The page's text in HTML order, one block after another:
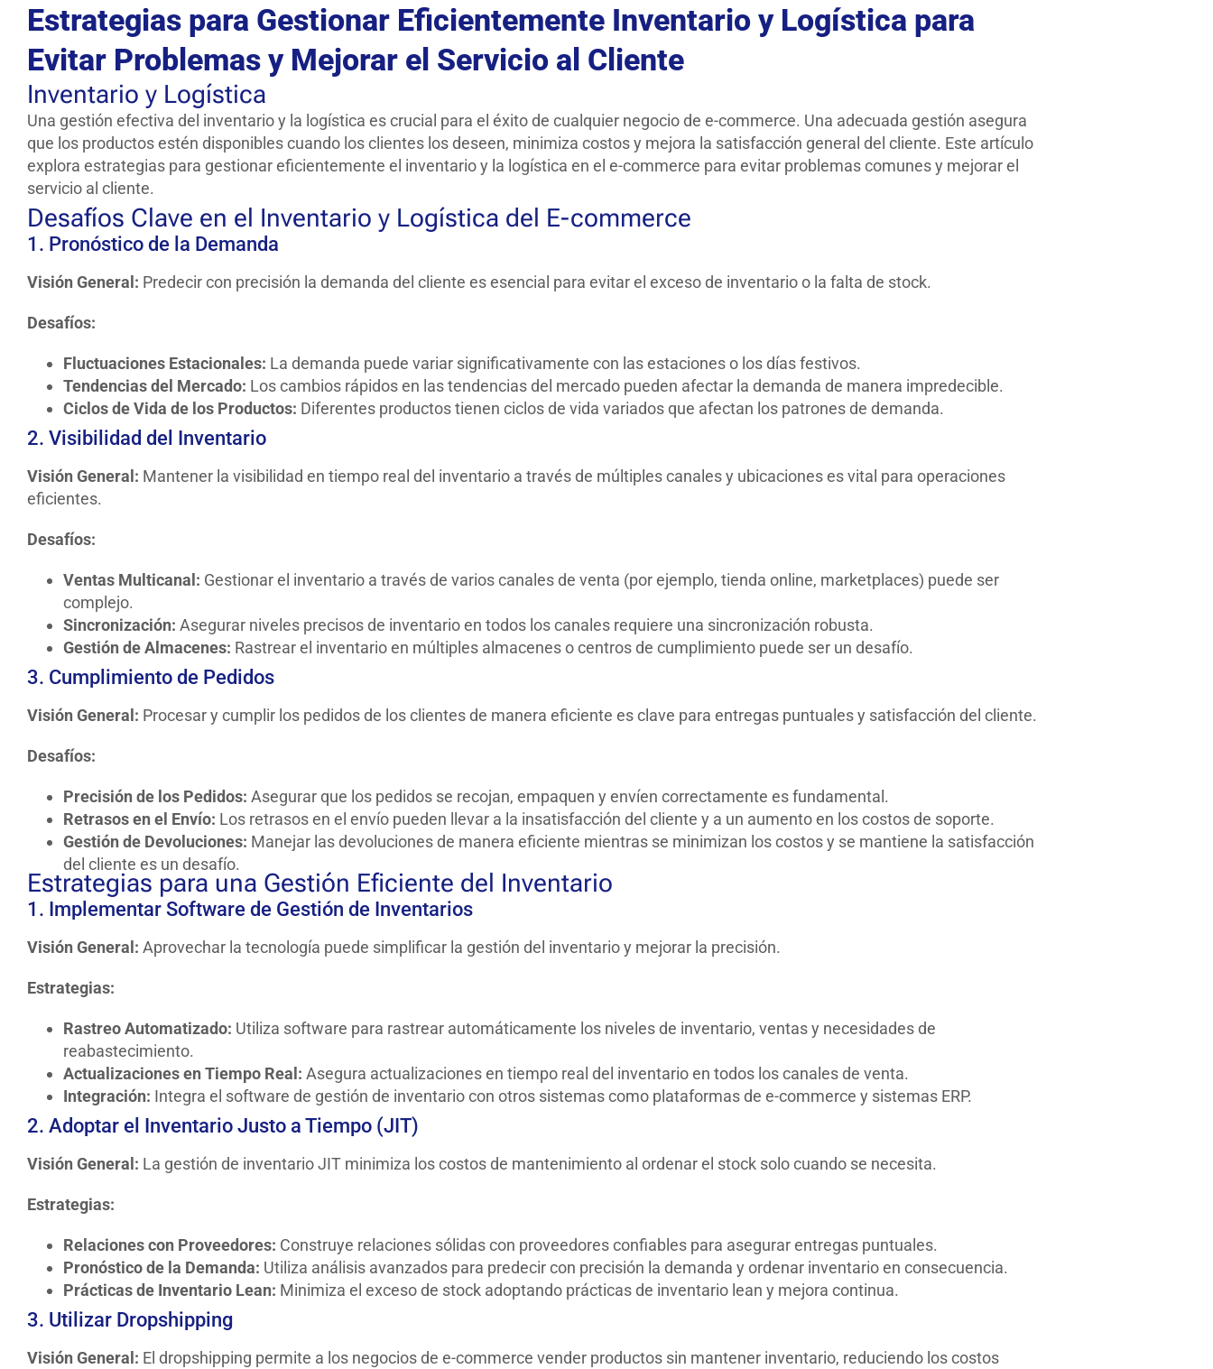
Estrategias para Gestionar Eficientemente Inventario y Logística para
Evitar Problemas y Mejorar el Servicio al Cliente
Inventario y Logística
Una gestión efectiva del inventario y la logística es crucial para el éxito de cualquier negocio de e-commerce. Una adecuada gestión asegura
que los productos estén disponibles cuando los clientes los deseen, minimiza costos y mejora la satisfacción general del cliente. Este artículo
explora estrategias para gestionar eficientemente el inventario y la logística en el e-commerce para evitar problemas comunes y mejorar el
servicio al cliente.
Desafíos Clave en el Inventario y Logística del E-commerce
1. Pronóstico de la Demanda
Visión General: Predecir con precisión la demanda del cliente es esencial para evitar el exceso de inventario o la falta de stock.
Desafíos:
Fluctuaciones Estacionales: La demanda puede variar significativamente con las estaciones o los días festivos.
Tendencias del Mercado: Los cambios rápidos en las tendencias del mercado pueden afectar la demanda de manera impredecible.
Ciclos de Vida de los Productos: Diferentes productos tienen ciclos de vida variados que afectan los patrones de demanda.
2. Visibilidad del Inventario
Visión General: Mantener la visibilidad en tiempo real del inventario a través de múltiples canales y ubicaciones es vital para operaciones
eficientes.
Desafíos:
Ventas Multicanal: Gestionar el inventario a través de varios canales de venta (por ejemplo, tienda online, marketplaces) puede ser
complejo.
Sincronización: Asegurar niveles precisos de inventario en todos los canales requiere una sincronización robusta.
Gestión de Almacenes: Rastrear el inventario en múltiples almacenes o centros de cumplimiento puede ser un desafío.
3. Cumplimiento de Pedidos
Visión General: Procesar y cumplir los pedidos de los clientes de manera eficiente es clave para entregas puntuales y satisfacción del cliente.
Desafíos:
Precisión de los Pedidos: Asegurar que los pedidos se recojan, empaquen y envíen correctamente es fundamental.
Retrasos en el Envío: Los retrasos en el envío pueden llevar a la insatisfacción del cliente y a un aumento en los costos de soporte.
Gestión de Devoluciones: Manejar las devoluciones de manera eficiente mientras se minimizan los costos y se mantiene la satisfacción
del cliente es un desafío.
Estrategias para una Gestión Eficiente del Inventario
1. Implementar Software de Gestión de Inventarios
Visión General: Aprovechar la tecnología puede simplificar la gestión del inventario y mejorar la precisión.
Estrategias:
Rastreo Automatizado: Utiliza software para rastrear automáticamente los niveles de inventario, ventas y necesidades de
reabastecimiento.
Actualizaciones en Tiempo Real: Asegura actualizaciones en tiempo real del inventario en todos los canales de venta.
Integración: Integra el software de gestión de inventario con otros sistemas como plataformas de e-commerce y sistemas ERP.
2. Adoptar el Inventario Justo a Tiempo (JIT)
Visión General: La gestión de inventario JIT minimiza los costos de mantenimiento al ordenar el stock solo cuando se necesita.
Estrategias:
Relaciones con Proveedores: Construye relaciones sólidas con proveedores confiables para asegurar entregas puntuales.
Pronóstico de la Demanda: Utiliza análisis avanzados para predecir con precisión la demanda y ordenar inventario en consecuencia.
Prácticas de Inventario Lean: Minimiza el exceso de stock adoptando prácticas de inventario lean y mejora continua.
3. Utilizar Dropshipping
Visión General: El dropshipping permite a los negocios de e-commerce vender productos sin mantener inventario, reduciendo los costos